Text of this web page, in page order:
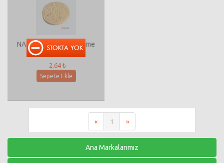
NASCİTA Yüz Temizleme
Süngeri
2,64 ₺
Sepete Ekle
« 1 »
Ana Markalarımız